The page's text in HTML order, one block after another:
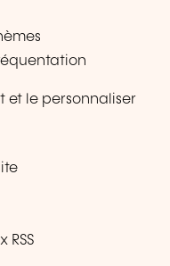
et le personnaliser
RSS